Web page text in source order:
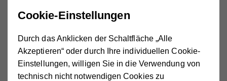
Pflege macht Reformbedarf in Fakten fest
und Richtung der notwendigen Reformen: Neben
effizienterer Steuerung ist ein intelligenter Ausbau der
Versorgungslandschaft nötig!
Cookie-Einstellungen
Durch das Anklicken der Schaltfläche „Alle
Akzeptieren“ oder durch Ihre individuellen Cookie-
Einstellungen, willigen Sie in die Verwendung von
technisch nicht notwendigen Cookies zu